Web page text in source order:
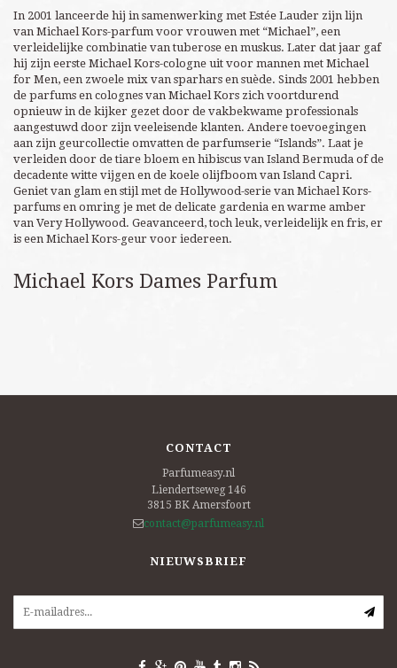
In 2001 lanceerde hij in samenwerking met Estée Lauder zijn lijn
van Michael Kors-parfum voor vrouwen met “Michael”, een
verleidelijke combinatie van tuberose en muskus. Later dat jaar gaf
hij zijn eerste Michael Kors-cologne uit voor mannen met Michael
for Men, een zwoele mix van sparhars en suède. Sinds 2001 hebben
de parfums en colognes van Michael Kors zich voortdurend
opnieuw in de kijker gezet door de vakbekwame professionals
aangestuwd door zijn veeleisende klanten. Andere toevoegingen
aan zijn geurcollectie omvatten de parfumserie “Islands”. Laat je
verleiden door de tiare bloem en hibiscus van Island Bermuda of de
decadente witte vijgen en de koele olijfboom van Island Capri.
Geniet van glam en stijl met de Hollywood-serie van Michael Kors-
parfums en omring je met de delicate gardenia en warme amber
van Very Hollywood. Geavanceerd, toch leuk, verleidelijk en fris, er
is een Michael Kors-geur voor iedereen.
Michael Kors Dames Parfum
CONTACT
Parfumeasy.nl
Liendertseweg 146
3815 BK Amersfoort
contact@parfumeasy.nl
NIEUWSBRIEF